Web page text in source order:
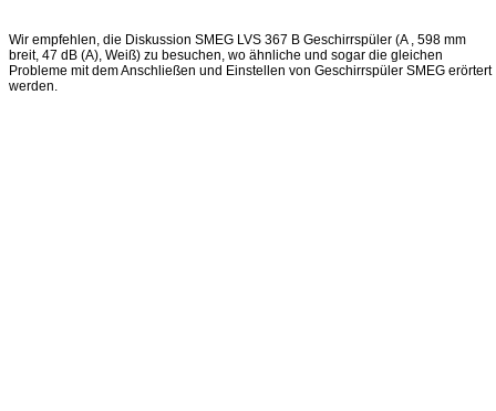
Wir empfehlen, die Diskussion SMEG LVS 367 B Geschirrspüler (A , 598 mm
breit, 47 dB (A), Weiß) zu besuchen, wo ähnliche und sogar die gleichen
Probleme mit dem Anschließen und Einstellen von Geschirrspüler SMEG erörtert
werden.